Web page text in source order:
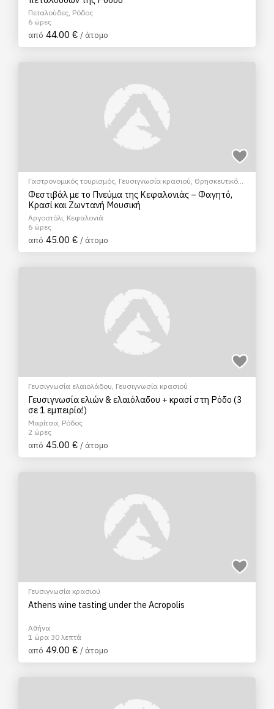
Πεταλούδες, Ρόδος
6 ώρες
από 44.00 € / άτομο
Γαστρονομικός τουρισμός, Γευσιγνωσία κρασιού, Θρησκευτικός
Τουρισμός , Πολιτιστικά - Πολιτισμικά
Φεστιβάλ με το Πνεύμα της Κεφαλονιάς – Φαγητό,
Κρασί και Ζωντανή Μουσική
Αργοστόλι, Κεφαλονιά
6 ώρες
από 45.00 € / άτομο
Γευσιγνωσία ελαιολάδου, Γευσιγνωσία κρασιού
Γευσιγνωσία ελιών & ελαιόλαδου + κρασί στη Ρόδο (3
σε 1 εμπειρία!)
Μαρίτσα, Ρόδος
2 ώρες
από 45.00 € / άτομο
Γευσιγνωσία κρασιού
Athens wine tasting under the Acropolis
Αθήνα
1 ώρα 30 λεπτά
από 49.00 € / άτομο